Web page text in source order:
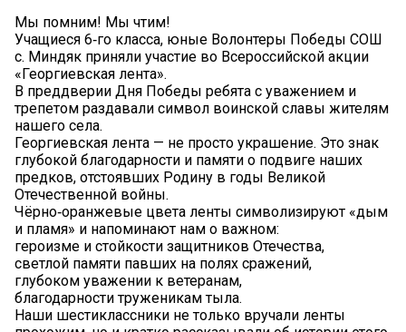
️Мы помним! Мы чтим!
Учащиеся 6‑го класса, юные Волонтеры Победы СОШ
с. Миндяк приняли участие во Всероссийской акции
«Георгиевская лента».
В преддверии Дня Победы ребята с уважением и
трепетом раздавали символ воинской славы жителям
нашего села.
Георгиевская лента — не просто украшение. Это знак
глубокой благодарности и памяти о подвиге наших
предков, отстоявших Родину в годы Великой
Отечественной войны.
Чёрно‑оранжевые цвета ленты символизируют «дым
и пламя» и напоминают нам о важном:
героизме и стойкости защитников Отечества,
светлой памяти павших на полях сражений,
глубоком уважении к ветеранам,
благодарности труженикам тыла.
Наши шестиклассники не только вручали ленты